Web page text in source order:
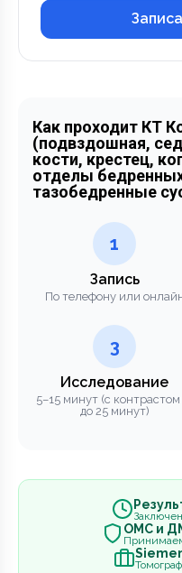
Как проходит КТ
(подвздошная,
кости, крестец,
отделы
тазобедренные
1
Запись
По телефону или
3
Исследование
5–15 минут (с
до 25 минут)
ОМС и